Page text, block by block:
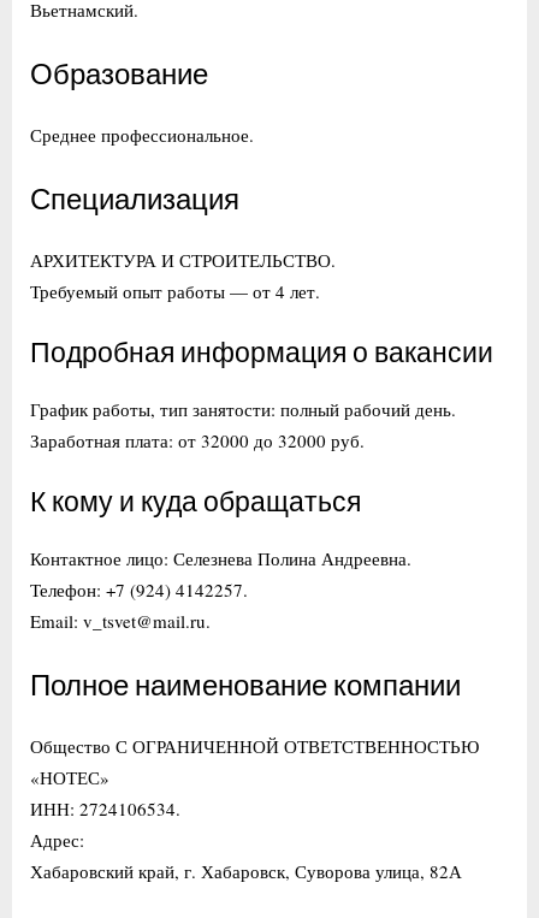
Вьетнамский.
Образование
Среднее профессиональное.
Специализация
АРХИТЕКТУРА И СТРОИТЕЛЬСТВО.
Требуемый опыт работы — от 4 лет.
Подробная информация о вакансии
График работы, тип занятости: полный рабочий день.
Заработная плата: от 32000 до 32000 руб.
К кому и куда обращаться
Контактное лицо: Селезнева Полина Андреевна.
Телефон: +7 (924) 4142257.
Email: v_tsvet@mail.ru.
Полное наименование компании
Общество С ОГРАНИЧЕННОЙ ОТВЕТСТВЕННОСТЬЮ
«НОТЕС»
ИНН: 2724106534.
Адрес:
Хабаровский край, г. Хабаровск, Суворова улица, 82А